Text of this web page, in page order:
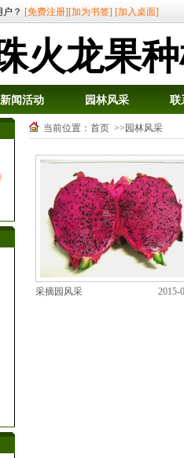
户？ [免费注册][加为书签] [加入桌面]
火龙果
新闻活动 园林风采 联
当前位置： 首页 >>园林风采
采摘园风采 2015-